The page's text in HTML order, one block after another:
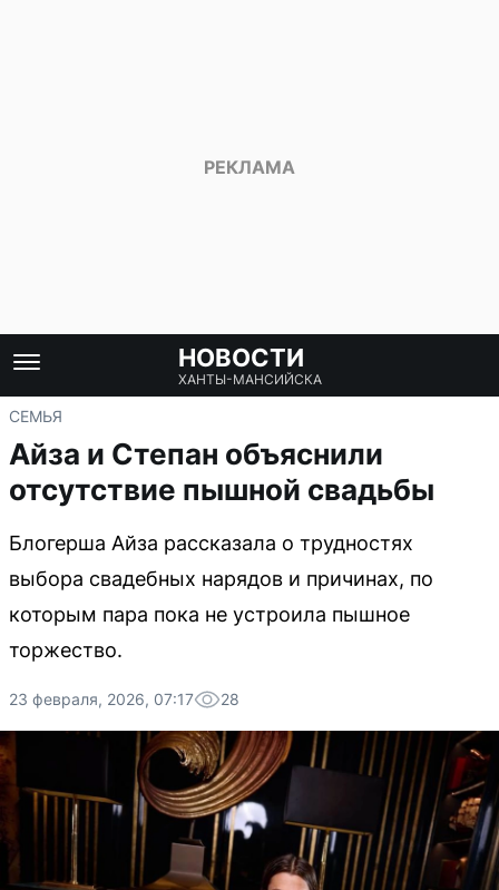
НОВОСТИ
ХАНТЫ-МАНСИЙСКА
СЕМЬЯ
Айза и Степан объяснили
отсутствие пышной свадьбы
Блогерша Айза рассказала о трудностях
выбора свадебных нарядов и причинах, по
которым пара пока не устроила пышное
торжество.
23 февраля, 2026, 07:17 28